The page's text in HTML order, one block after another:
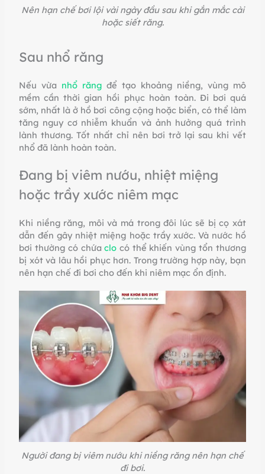
Nên hạn chế bơi lội vài ngày đầu sau khi gắn mắc cài
hoặc siết răng.
Sau nhổ răng
Nếu vừa nhổ răng để tạo khoảng niềng, vùng mô
mềm cần thời gian hồi phục hoàn toàn. Đi bơi quá
sớm, nhất là ở hồ bơi công cộng hoặc biển, có thể làm
tăng nguy cơ nhiễm khuẩn và ảnh hưởng quá trình
lành thương. Tốt nhất chỉ nên bơi trở lại sau khi vết
nhổ đã lành hoàn toàn.
Đang bị viêm nướu, nhiệt miệng
hoặc trầy xước niêm mạc
Khi niềng răng, môi và má trong đôi lúc sẽ bị cọ xát
dẫn đến gây nhiệt miệng hoặc trầy xước. Và nước hồ
bơi thường có chứaclo có thể khiến vùng tổn thương
bị xót và lâu hồi phục hơn. Trong trường hợp này, bạn
nên hạn chế đi bơi cho đến khi niêm mạc ổn định.
Người đang bị viêm nướu khi niềng răng nên hạn chế
đi bơi.